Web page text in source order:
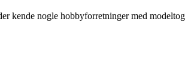
kende nogle hobbyforretninger med